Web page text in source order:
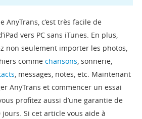
AnyTrans, c’est très facile de
vers PC sans iTunes. En plus,
non seulement importer les photos,
comme chansons, sonnerie,
, messages, notes, etc. Maintenant
AnyTrans et commencer un essai
profitez aussi d’une garantie de
Si cet article vous aide à